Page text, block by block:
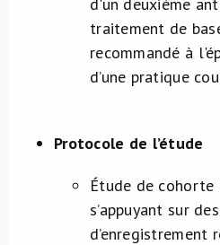
traitement de
recommandé à
d’une pratique
Protocole de l’étude
Étude de
s’appuyant sur
d’enregistrement